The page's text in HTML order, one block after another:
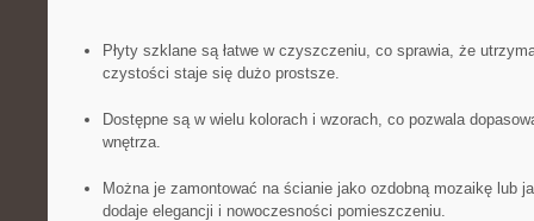
Płyty szklane są‌ łatwe w czyszczeniu, co sprawia, że
czystości staje się dużo ⁢prostsze.
Dostępne są w wielu kolorach i⁣ wzorach, co pozwala
wnętrza.
Można je zamontować na ścianie jako‌ ozdobną mozaikę‌ lub
dodaje elegancji i ‍nowoczesności pomieszczeniu.